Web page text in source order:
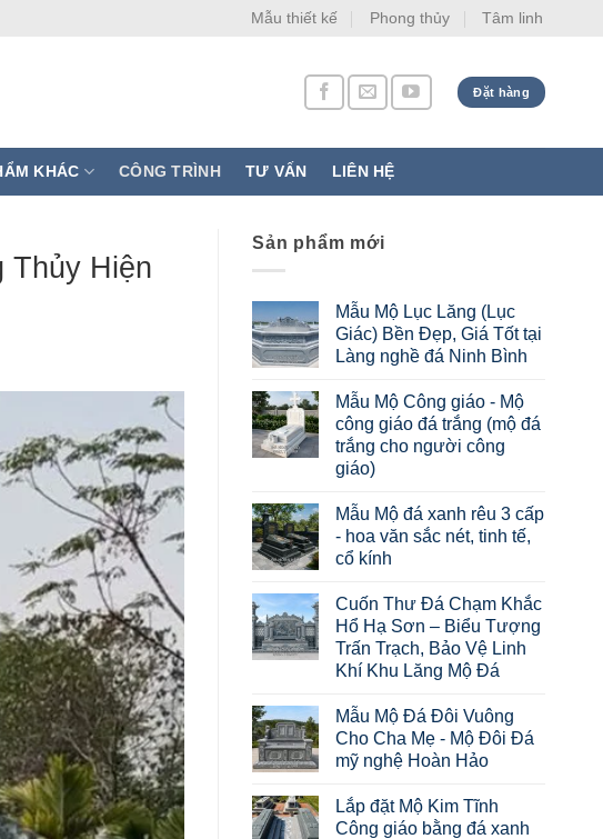
Mẫu thiết kế Phong thủy Tâm linh
Đặt hàng
KHÁC CÔNG TRÌNH TƯ VẤN LIÊN HỆ
Thủy Hiện
Sản phẩm mới
Mẫu Mộ Lục Lăng (Lục
Giác) Bền Đẹp, Giá Tốt tại
Làng nghề đá Ninh Bình
Mẫu Mộ Công giáo - Mộ
công giáo đá trắng (mộ đá
trắng cho người công
giáo)
Mẫu Mộ đá xanh rêu 3 cấp
- hoa văn sắc nét, tinh tế,
cổ kính
Cuốn Thư Đá Chạm Khắc
Hổ Hạ Sơn – Biểu Tượng
Trấn Trạch, Bảo Vệ Linh
Khí Khu Lăng Mộ Đá
Mẫu Mộ Đá Đôi Vuông
Cho Cha Mẹ - Mộ Đôi Đá
mỹ nghệ Hoàn Hảo
Lắp đặt Mộ Kim Tĩnh
Công giáo bằng đá xanh